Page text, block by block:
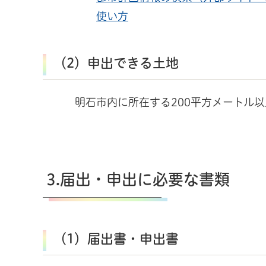
使い方
（2）申出できる土地
明石市内に所在する200平方メートル
3.届出・申出に必要な書類
（1）届出書・申出書